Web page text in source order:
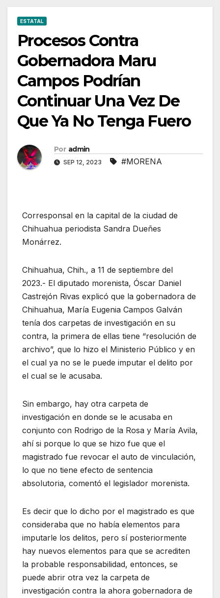
ESTATAL
Procesos Contra
Gobernadora Maru
Campos Podrían
Continuar Una Vez De
Que Ya No Tenga Fuero
Por admin
SEP 12, 2023 #MORENA
Corresponsal en la capital de la ciudad de
Chihuahua periodista Sandra Dueñes
Monárrez.
Chihuahua, Chih., a 11 de septiembre del
2023.- El diputado morenista, Óscar Daniel
Castrejón Rivas explicó que la gobernadora de
Chihuahua, María Eugenia Campos Galván
tenía dos carpetas de investigación en su
contra, la primera de ellas tiene “resolución de
archivo”, que lo hizo el Ministerio Público y en
el cual ya no se le puede imputar el delito por
el cual se le acusaba.
Sin embargo, hay otra carpeta de
investigación en donde se le acusaba en
conjunto con Rodrigo de la Rosa y María Avila,
ahí si porque lo que se hizo fue que el
magistrado fue revocar el auto de vinculación,
lo que no tiene efecto de sentencia
absolutoria, comentó el legislador morenista.
Es decir que lo dicho por el magistrado es que
consideraba que no había elementos para
imputarle los delitos, pero sí posteriormente
hay nuevos elementos para que se acrediten
la probable responsabilidad, entonces, se
puede abrir otra vez la carpeta de
investigación contra la ahora gobernadora de